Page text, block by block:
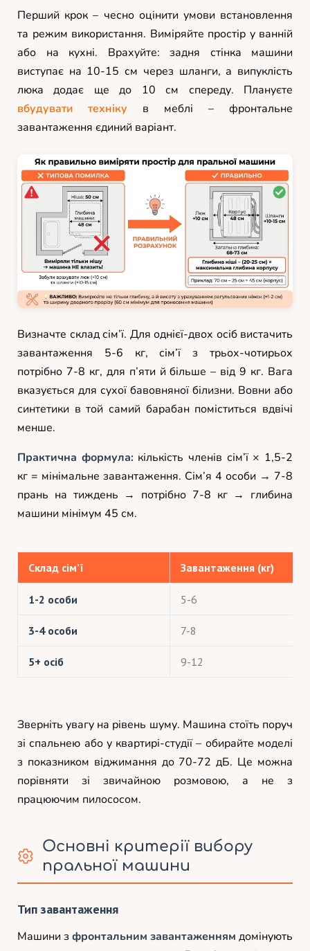
Перший крок – чесно оцінити умови встановлення
та режим використання. Виміряйте простір у ванній
або на кухні. Врахуйте: задня стінка машини
виступає на 10-15 см через шланги, а випуклість
люка додає ще до 10 см спереду. Плануєте
вбудувати техніку в меблі – фронтальне
завантаження єдиний варіант.
Визначте склад сім’ї. Для однієї-двох осіб вистачить
завантаження 5-6 кг, сім’ї з трьох-чотирьох
потрібно 7-8 кг, для п’яти й більше – від 9 кг. Вага
вказується для сухої бавовняної білизни. Вовни або
синтетики в той самий барабан поміститься вдвічі
менше.
Практична формула:кількість членів сім’ї × 1,5-2
кг = мінімальне завантаження. Сім’я 4 особи → 7-8
прань на тиждень → потрібно 7-8 кг → глибина
машини мінімум 45 см.
Склад сім’ї Завантаження (кг)
1-2 особи 5-6
3-4 особи 7-8
5+ осіб 9-12
Зверніть увагу на рівень шуму. Машина стоїть поруч
зі спальнею або у квартирі-студії – обирайте моделі
з показником віджимання до 70-72 дБ. Це можна
порівняти зі звичайною розмовою, а не з
працюючим пилососом.
Основні критерії вибору
пральної машини
Тип завантаження
Машини зфронтальним завантаженням домінують